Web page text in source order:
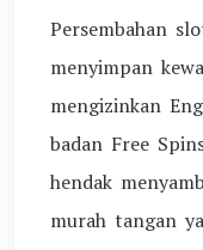
Persembahan
menyimpan
mengizinkan
badan Free
hendak
murah tangan